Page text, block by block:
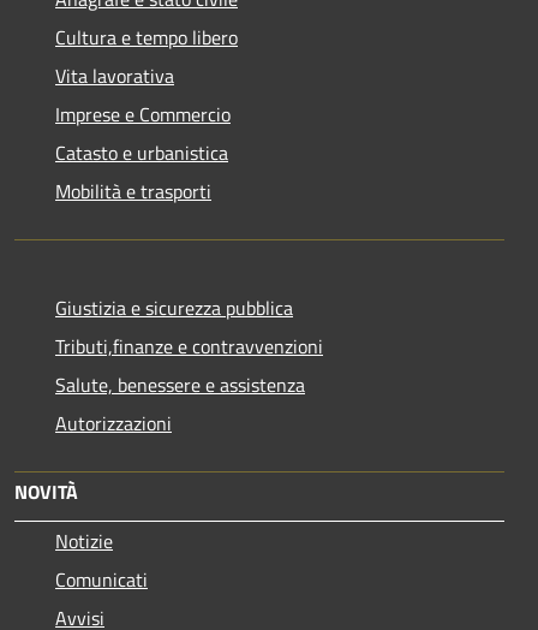
Cultura e tempo libero
Vita lavorativa
Imprese e Commercio
Catasto e urbanistica
Mobilità e trasporti
Giustizia e sicurezza pubblica
Tributi,finanze e contravvenzioni
Salute, benessere e assistenza
Autorizzazioni
NOVITÀ
Notizie
Comunicati
Avvisi